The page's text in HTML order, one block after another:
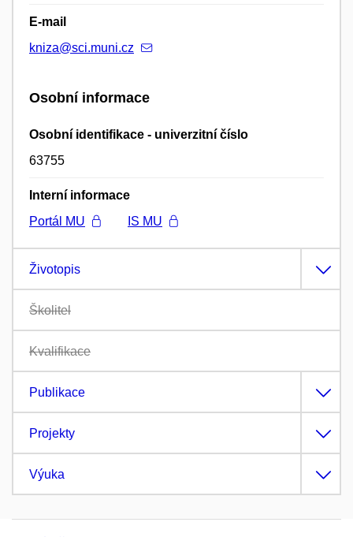
E-mail
kniza@sci.muni.cz
Osobní informace
Osobní identifikace - univerzitní číslo
63755
Interní informace
Portál MU
IS MU
Životopis
Školitel
Kvalifikace
Publikace
Projekty
Výuka